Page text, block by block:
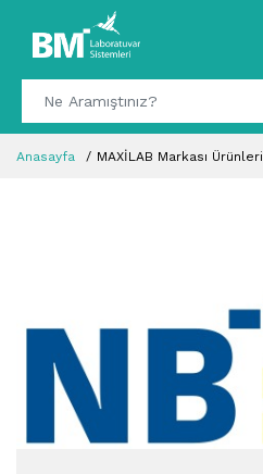
Anasayfa MAXİLAB Markası Ürünleri